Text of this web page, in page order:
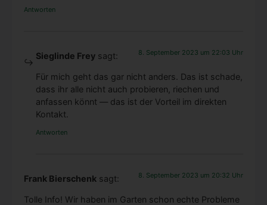
Antworten
Sieglinde Frey sagt: 8. September 2023 um 22:03 Uhr
Für mich geht das gar nicht anders. Das ist scha­de,
dass ihr alle nicht auch pro­bie­ren, rie­chen und
anfas­sen könnt — das ist der Vor­teil im direk­ten
Kon­takt.
Antworten
Frank Bierschenk sagt: 8. September 2023 um 20:32 Uhr
Tol­le Info! Wir haben im Gar­ten schon ech­te Pro­ble­me